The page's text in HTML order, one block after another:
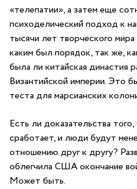
«телепатии», а затем еще
психоделический подход к
тысячи лет творческого
каким был порядок, так же,
была ли китайская династия
Византийской империи. Это
теста для марсианских
Есть ли доказательства
сработает, и люди будут
отношению друг к другу?
облегчила США окончание
Может быть.